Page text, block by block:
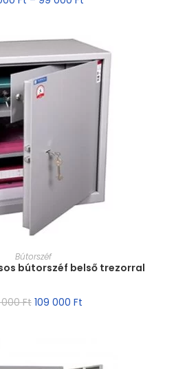
VÁLASZTÁSA
Bútorszéf
bútorszéf belső trezorral
000Ft 109 000 Ft